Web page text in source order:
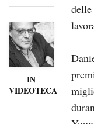
IN
VIDEOTECA